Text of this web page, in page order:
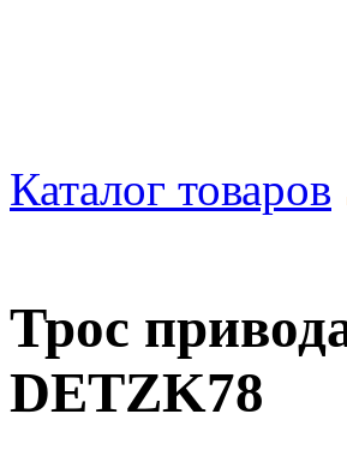
Каталог товаров
Трос
DETZK78